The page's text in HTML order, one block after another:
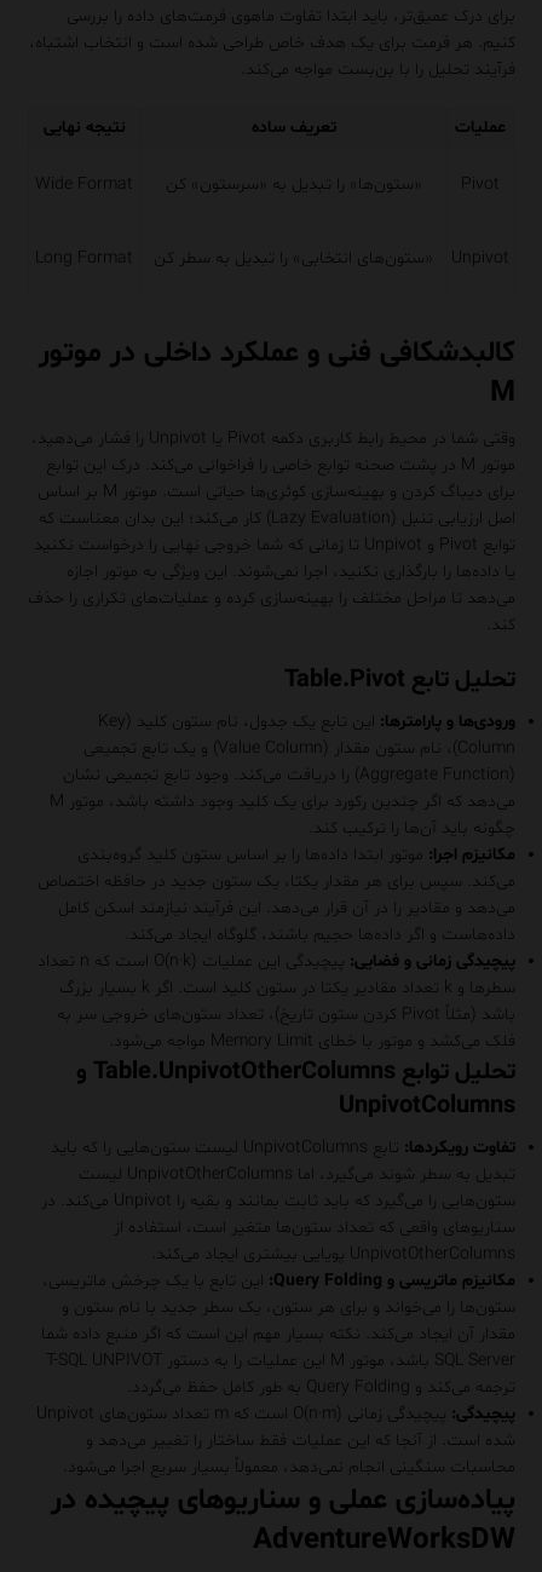
برای درک عمیق‌تر، باید ابتدا تفاوت ماهوی فرمت‌های داده را بررسی
کنیم. هر فرمت برای یک هدف خاص طراحی شده است و انتخاب اشتباه،
فرآیند تحلیل را با بن‌بست مواجه می‌کند.
عملیات تعریف ساده نتیجه نهایی
Pivot «ستون‌ها» را تبدیل به «سرستون» کن Wide Format
Unpivot «ستون‌های انتخابی» را تبدیل به سطر کن Long Format
کالبدشکافی فنی و عملکرد داخلی در موتور
M
وقتی شما در محیط رابط کاربری دکمه Pivot یا Unpivot را فشار می‌دهید،
موتور M در پشت صحنه توابع خاصی را فراخوانی می‌کند. درک این توابع
برای دیباگ کردن و بهینه‌سازی کوئری‌ها حیاتی است. موتور M بر اساس
اصل ارزیابی تنبل (Lazy Evaluation) کار می‌کند؛ این بدان معناست که
توابع Pivot و Unpivot تا زمانی که شما خروجی نهایی را درخواست نکنید
یا داده‌ها را بارگذاری نکنید، اجرا نمی‌شوند. این ویژگی به موتور اجازه
می‌دهد تا مراحل مختلف را بهینه‌سازی کرده و عملیات‌های تکراری را حذف
کند.
تحلیل تابع Table.Pivot
ورودی‌ها و پارامترها:
این تابع یک جدول، نام ستون کلید (Key
Column)، نام ستون مقدار (Value Column) و یک تابع تجمیعی
(Aggregate Function) را دریافت می‌کند. وجود تابع تجمیعی نشان
می‌دهد که اگر چندین رکورد برای یک کلید وجود داشته باشد، موتور M
چگونه باید آن‌ها را ترکیب کند.
مکانیزم اجرا: موتور ابتدا داده‌ها را بر اساس ستون کلید گروه‌بندی
می‌کند. سپس برای هر مقدار یکتا، یک ستون جدید در حافظه اختصاص
می‌دهد و مقادیر را در آن قرار می‌دهد. این فرآیند نیازمند اسکن کامل
داده‌هاست و اگر داده‌ها حجیم باشند، گلوگاه ایجاد می‌کند.
پیچیدگی زمانی و فضایی:
پیچیدگی این عملیات O(n·k) است که n تعداد
سطرها و k تعداد مقادیر یکتا در ستون کلید است. اگر k بسیار بزرگ
باشد (مثلاً Pivot کردن ستون تاریخ)، تعداد ستون‌های خروجی سر به
فلک می‌کشد و موتور با خطای Memory Limit مواجه می‌شود.
تحلیل توابع Table.UnpivotOtherColumns و
UnpivotColumns
تفاوت رویکردها:
تابع UnpivotColumns لیست ستون‌هایی را که باید
تبدیل به سطر شوند می‌گیرد، اما UnpivotOtherColumns لیست
ستون‌هایی را می‌گیرد که باید ثابت بمانند و بقیه را Unpivot می‌کند. در
سناریوهای واقعی که تعداد ستون‌ها متغیر است، استفاده از
UnpivotOtherColumns پویایی بیشتری ایجاد می‌کند.
مکانیزم ماتریسی و Query Folding:
این تابع با یک چرخش ماتریسی،
ستون‌ها را می‌خواند و برای هر ستون، یک سطر جدید با نام ستون و
مقدار آن ایجاد می‌کند. نکته بسیار مهم این است که اگر منبع داده شما
SQL Server باشد، موتور M این عملیات را به دستور T-SQL UNPIVOT
ترجمه می‌کند و Query Folding به طور کامل حفظ می‌گردد.
پیچیدگی:
پیچیدگی زمانی O(n·m) است که m تعداد ستون‌های Unpivot
شده است. از آنجا که این عملیات فقط ساختار را تغییر می‌دهد و
محاسبات سنگینی انجام نمی‌دهد، معمولاً بسیار سریع اجرا می‌شود.
پیاده‌سازی عملی و سناریوهای پیچیده در
AdventureWorksDW